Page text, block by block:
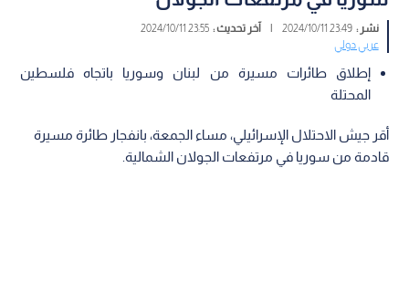
نشر :23:49 2024/10/11 آخر تحديث :23:55 2024/10/11
عربي دولي
إطلاق طائرات مسيرة من لبنان وسوريا باتجاه فلسطين
المحتلة
أقر جيش الاحتلال الإسرائيلي، مساء الجمعة، بانفجار طائرة مسيرة
قادمة من سوريا في مرتفعات الجولان الشمالية.